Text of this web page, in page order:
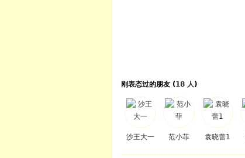
刚表态过的朋友 (18 人)
沙王大一 范小菲 袁晓蕾1